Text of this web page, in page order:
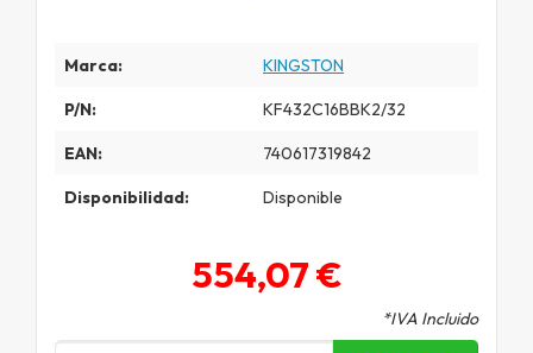
Marca: KINGSTON
P/N: KF432C16BBK2/32
EAN: 740617319842
Disponibilidad: Disponible
554,07 €
*IVA Incluido